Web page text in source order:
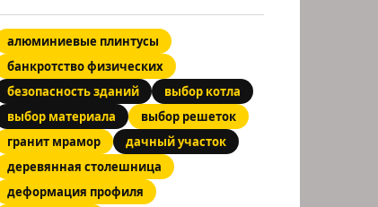
алюминиевые плинтусы
банкротство физических
безопасность зданий
выбор котла
выбор материала
выбор решеток
гранит мрамор
дачный участок
деревянная столешница
деформация профиля